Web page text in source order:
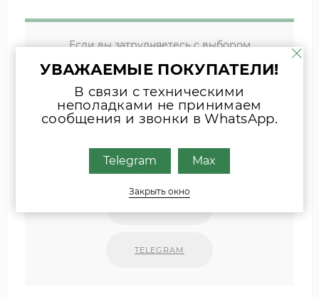
Если вы затрудняетесь с выбором
комплектующих, присылайте фото
шильда оборудования или запчасти
удобным для Вас способом
Наши специалисты свяжутся с Вами.
INFO@ZIPKOTLY.RU
TELEGRAM
УВАЖАЕМЫЕ ПОКУПАТЕЛИ!
В связи с техническими
неполадками не принимаем
сообщения и звонки в WhatsApp.
Telegram Max
Закрыть окно